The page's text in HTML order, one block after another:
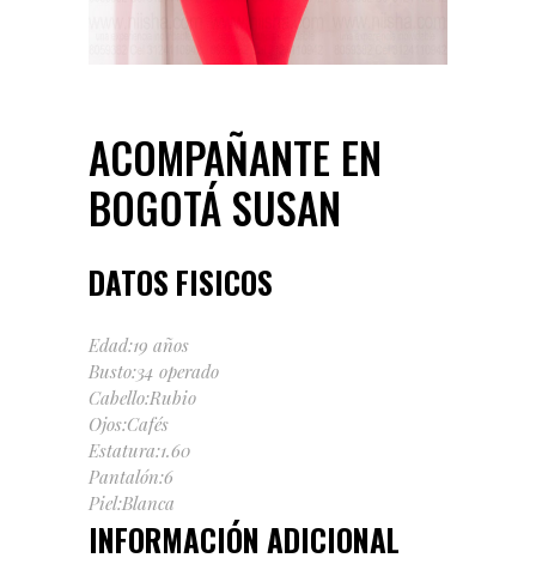
ACOMPAÑANTE EN
BOGOTÁ SUSAN
DATOS FISICOS
Edad:19 años
Busto:34 operado
Cabello:Rubio
Ojos:Cafés
Estatura:1.60
Pantalón:6
Piel:Blanca
INFORMACIÓN ADICIONAL